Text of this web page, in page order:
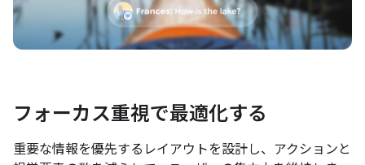
フォーカス重視で最適化する
重要な情報を優先するレイアウトを設計し、アクションと